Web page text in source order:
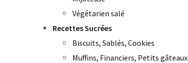
Végétarien salé
Recettes Sucrées
Biscuits, Sablés, Cookies
Muffins, Financiers, Petits gâteaux